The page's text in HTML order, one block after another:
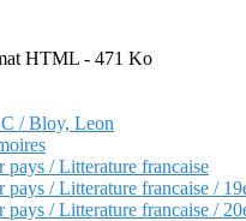
HTML - 471 Ko
/ Bloy, Leon
/ Litterature francaise
/ Litterature francaise /
/ Litterature francaise /